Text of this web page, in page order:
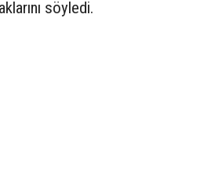
söyledi.